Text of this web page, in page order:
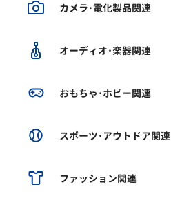
カメラ･電化製品関連
オーディオ･楽器関連
おもちゃ･ホビー関連
スポーツ･アウトドア関連
ファッション関連